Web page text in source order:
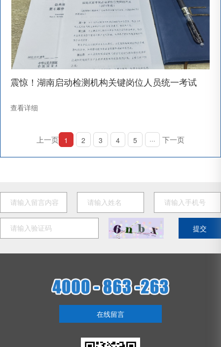
震惊！湖南启动检测机构关键岗位人员统一考试
查看详细
上一页 1 2 3 4 5 ··· 下一页
提交
在线留言